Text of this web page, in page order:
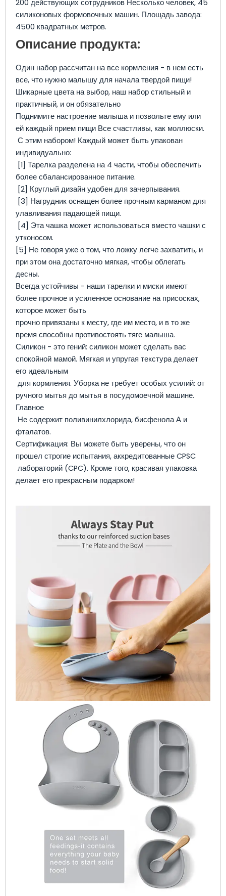
200 действующих сотрудников Несколько человек, 45
силиконовых формовочных машин. Площадь завода:
4500 квадратных метров.
Описание продукта:
Один набор рассчитан на все кормления - в нем есть
все, что нужно малышу для начала твердой пищи!
Шикарные цвета на выбор, наш набор стильный и
практичный, и он обязательно
Поднимите настроение малыша и позвольте ему или
ей каждый прием пищи Все счастливы, как моллюски.
С этим набором! Каждый может быть упакован
индивидуально:
[1] Тарелка разделена на 4 части, чтобы обеспечить
более сбалансированное питание.
[2] Круглый дизайн удобен для зачерпывания.
[3] Нагрудник оснащен более прочным карманом для
улавливания падающей пищи.
[4] Эта чашка может использоваться вместо чашки с
утконосом.
[5] Не говоря уже о том, что ложку легче захватить, и
при этом она достаточно мягкая, чтобы облегать
десны.
Всегда устойчивы - наши тарелки и миски имеют
более прочное и усиленное основание на присосках,
которое может быть
прочно привязаны к месту, где им место, и в то же
время способны противостоять тяге малыша.
Силикон - это гений: силикон может сделать вас
спокойной мамой. Мягкая и упругая текстура делает
его идеальным
для кормления. Уборка не требует особых усилий: от
ручного мытья до мытья в посудомоечной машине.
Главное
Не содержит поливинилхлорида, бисфенола А и
фталатов.
Сертификация: Вы можете быть уверены, что он
прошел строгие испытания, аккредитованные CPSC
лабораторий (CPC). Кроме того, красивая упаковка
делает его прекрасным подарком!